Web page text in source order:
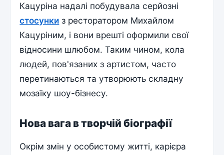
Кацуріна надалі побудувала серйозні
стосунки з ресторатором Михайлом
Кацуріним, і вони врешті оформили свої
відносини шлюбом. Таким чином, кола
людей, пов'язаних з артистом, часто
перетинаються та утворюють складну
мозаїку шоу-бізнесу.
Нова вага в творчій біографії
Окрім змін у особистому житті, карієра